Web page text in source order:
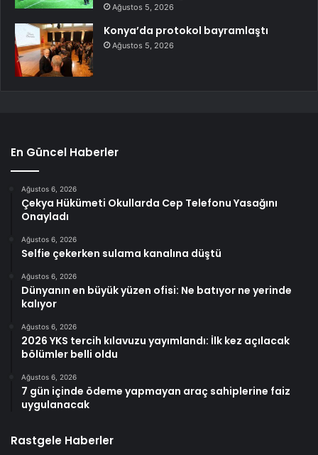
Ağustos 5, 2026
Konya’da protokol bayramlaştı
Ağustos 5, 2026
En Güncel Haberler
Ağustos 6, 2026
Çekya Hükümeti Okullarda Cep Telefonu Yasağını
Onayladı
Ağustos 6, 2026
Selfie çekerken sulama kanalına düştü
Ağustos 6, 2026
Dünyanın en büyük yüzen ofisi: Ne batıyor ne yerinde
kalıyor
Ağustos 6, 2026
2026 YKS tercih kılavuzu yayımlandı: İlk kez açılacak
bölümler belli oldu
Ağustos 6, 2026
7 gün içinde ödeme yapmayan araç sahiplerine faiz
uygulanacak
Rastgele Haberler